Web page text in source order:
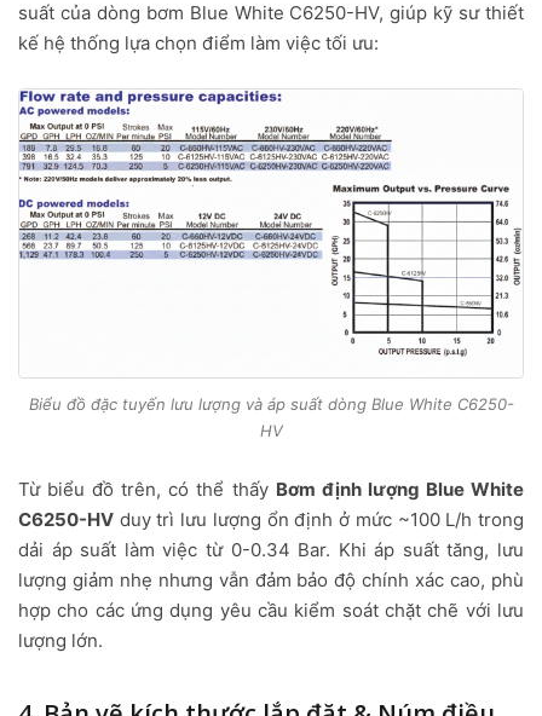
suất của dòng bơm Blue White C6250-HV, giúp kỹ sư thiết
kế hệ thống lựa chọn điểm làm việc tối ưu:
Biểu đồ đặc tuyến lưu lượng và áp suất dòng Blue White C6250-
HV
Từ biểu đồ trên, có thể thấy Bơm định lượng Blue White
C6250-HV duy trì lưu lượng ổn định ở mức ~100 L/h trong
dải áp suất làm việc từ 0-0.34 Bar. Khi áp suất tăng, lưu
lượng giảm nhẹ nhưng vẫn đảm bảo độ chính xác cao, phù
hợp cho các ứng dụng yêu cầu kiểm soát chặt chẽ với lưu
lượng lớn.